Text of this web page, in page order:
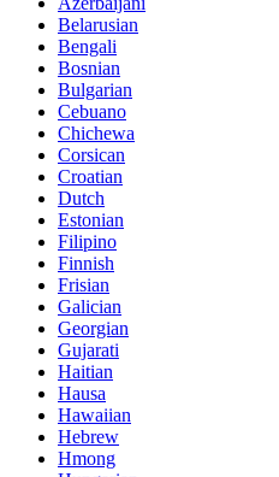
Belarusian
Bengali
Bosnian
Bulgarian
Cebuano
Chichewa
Corsican
Croatian
Dutch
Estonian
Filipino
Finnish
Frisian
Galician
Georgian
Gujarati
Haitian
Hausa
Hawaiian
Hebrew
Hmong